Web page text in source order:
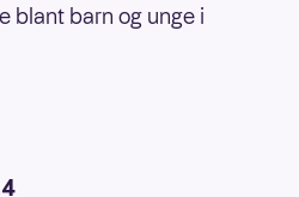
blant barn og unge i